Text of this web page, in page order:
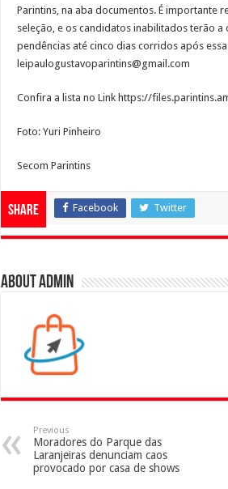
Parintins, na aba documentos. É importante
seleção, e os candidatos inabilitados terão a
pendências até cinco dias corridos após
leipaulogustavoparintins@gmail.com
Confira a lista no Link https://
Foto: Yuri Pinheiro
Secom Parintins
Share Facebook Twitter
About admin
Previous
Moradores do Parque das
Laranjeiras denunciam caos
provocado por casa de shows